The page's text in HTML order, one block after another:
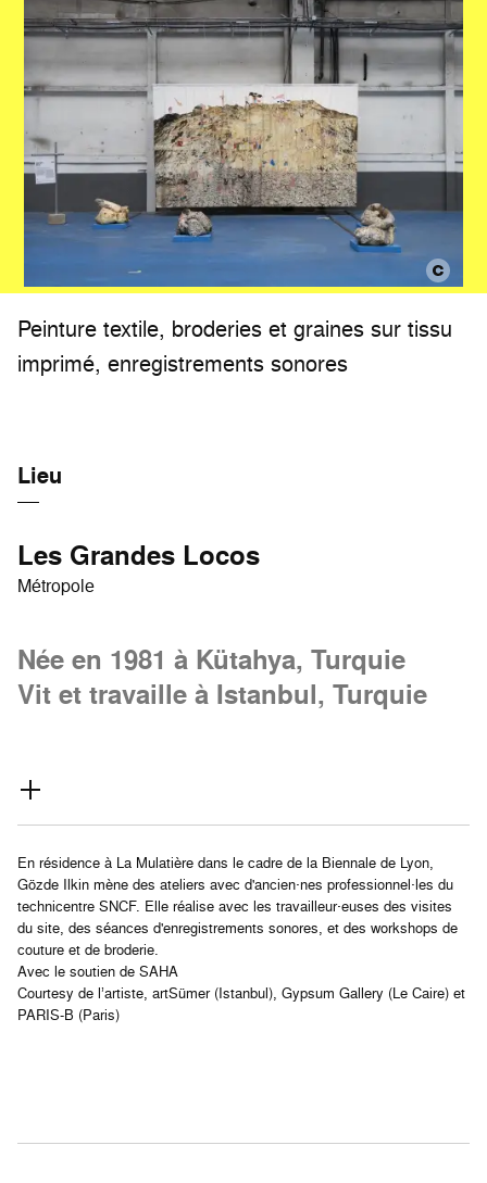
Peinture textile, broderies et graines sur tissu
imprimé, enregistrements sonores
Lieu
Les Grandes Locos
Métropole
Née en 1981 à Kütahya, Turquie
Vit et travaille à Istanbul, Turquie
En résidence à La Mulatière dans le cadre de la Biennale de Lyon,
Gözde Ilkin mène des ateliers avec d'ancien·nes professionnel·les du
technicentre SNCF. Elle réalise avec les travailleur·euses des visites
du site, des séances d'enregistrements sonores, et des workshops de
couture et de broderie.
Avec le soutien de SAHA
Courtesy de l’artiste, artSümer (Istanbul), Gypsum Gallery (Le Caire) et
PARIS-B (Paris)